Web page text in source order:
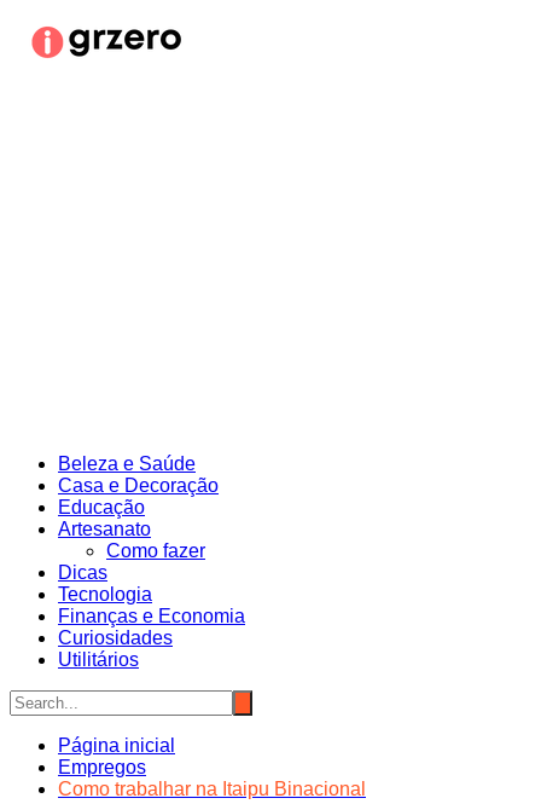
para
Beleza e Saúde
Casa e Decoração
Educação
Artesanato
Como fazer
Dicas
Tecnologia
Finanças e Economia
Curiosidades
Utilitários
Página inicial
Empregos
Como trabalhar na Itaipu Binacional